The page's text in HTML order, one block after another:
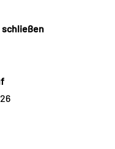
schließen